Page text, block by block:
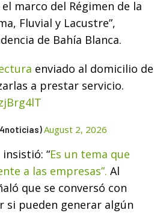
marco del Régimen de la
Fluvial y Lacustre”,
de Bahía Blanca.
enviado al domicilio de
a prestar servicio.
August 2, 2026
“Es un tema que
a las empresas”. Al
que se conversó con
si pueden generar algún